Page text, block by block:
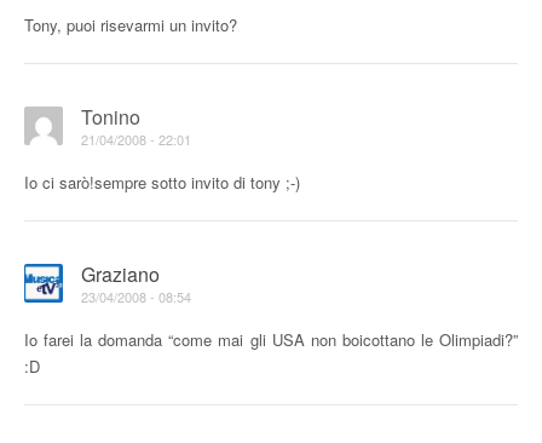
Tony, puoi risevarmi un invito?
Tonino
21/04/2008 - 22:01
Io ci sarò!sempre sotto invito di tony ;-)
Graziano
23/04/2008 - 08:54
Io farei la domanda “come mai gli USA non boicottano le Olimpiadi?”
:D